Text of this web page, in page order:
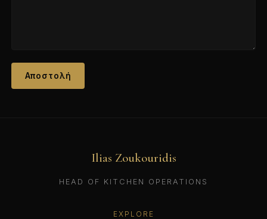
Αποστολή
Ilias Zoukouridis
HEAD OF KITCHEN OPERATIONS
EXPLORE